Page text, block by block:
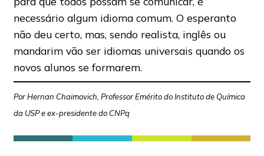
necessário algum idioma comum. O esperanto
não deu certo, mas, sendo realista, inglês ou
mandarim vão ser idiomas universais quando os
novos alunos se formarem.
Por Hernan Chaimovich, Professor Emérito do Instituto de Química
da USP e ex-presidente do CNPq